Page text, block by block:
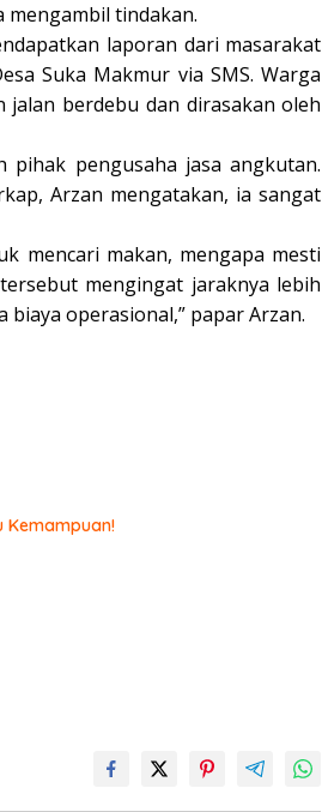
mengambil tindakan.
laporan dari masarakat
Suka Makmur via SMS. Warga
berdebu dan dirasakan oleh
pengusaha jasa angkutan.
Arzan mengatakan, ia sangat
mencari makan, mengapa mesti
mengingat jaraknya lebih
operasional,” papar Arzan.
Kemampuan!